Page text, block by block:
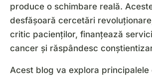
produce o schimbare reală.
desfășoară cercetări
critic pacienților, finanțează
cancer și răspândesc
Acest blog va explora principalele